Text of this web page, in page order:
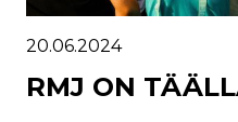
20.06.2024
RMJ ON